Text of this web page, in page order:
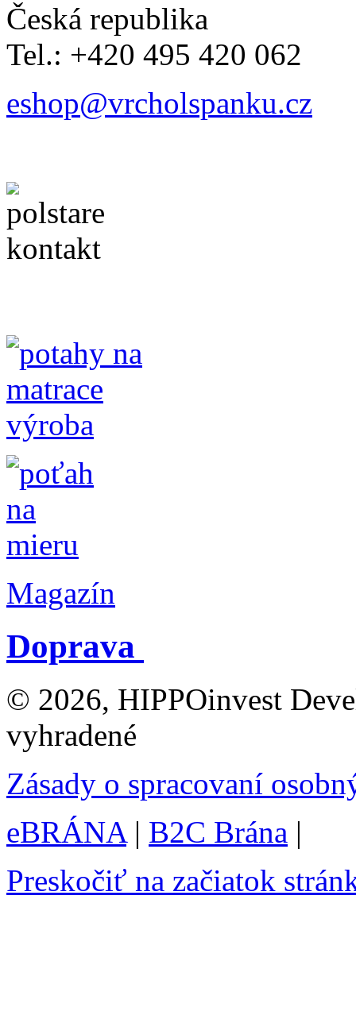
Česká republika
Tel.: +420 495 420 062
eshop@vrcholspanku.cz
Magazín
Doprava
© 2026, HIPPOinvest
vyhradené
Zásady o spracovaní
eBRÁNA| B2C Brána |
Preskočiť na začiatok